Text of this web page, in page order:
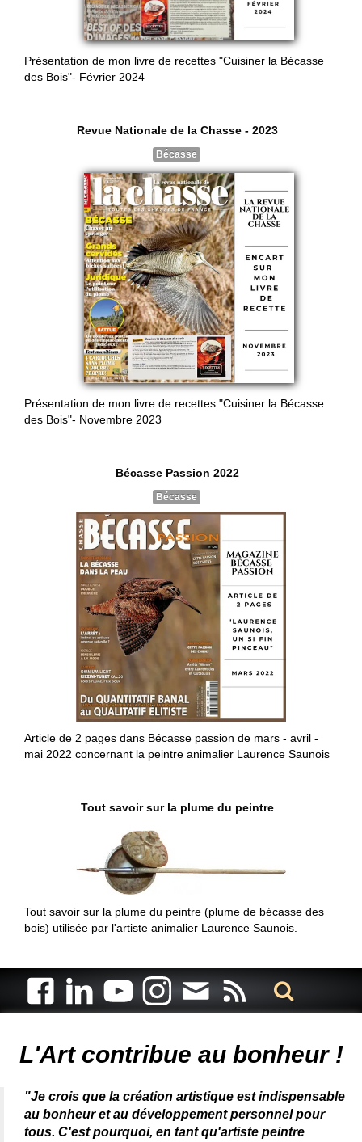
Présentation de mon livre de recettes "Cuisiner la Bécasse
des Bois"- Février 2024
Revue Nationale de la Chasse - 2023
Bécasse
Présentation de mon livre de recettes "Cuisiner la Bécasse
des Bois"- Novembre 2023
Bécasse Passion 2022
Bécasse
Article de 2 pages dans Bécasse passion de mars - avril -
mai 2022 concernant la peintre animalier Laurence Saunois
Tout savoir sur la plume du peintre
Tout savoir sur la plume du peintre (plume de bécasse des
bois) utilisée par l'artiste animalier Laurence Saunois.
L'Art contribue au bonheur !
"Je crois que la création artistique est indispensable
au bonheur et au développement personnel pour
tous. C'est pourquoi, en tant qu'artiste peintre